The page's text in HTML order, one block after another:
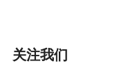
关注我们